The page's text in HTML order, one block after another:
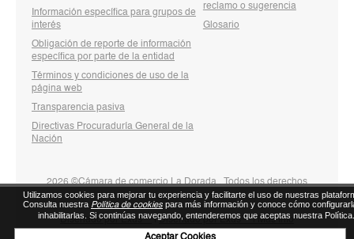
Información específica para grupos de
interés
Obligación de reporte de información
específica por parte de la entidad
Términos y condiciones de uso de la
página web
Transparencia pasiva
Directivas Procuraduría General de la
Nación
reclamo o sugerencia
Glosario
2026 ©Cámara de comercio La Dorada . Todos los derechos
reservados
Diseñado por Exus™|Diseñado por Exus™ | Más Info
Utilizamos cookies para mejorar tu experiencia y facilitarte el uso de nuestras
Consulta nuestra Política de cookies para más información y conoce cómo
inhabilitarlas. Si continúas navegando, entenderemos que aceptas nuestra Política.